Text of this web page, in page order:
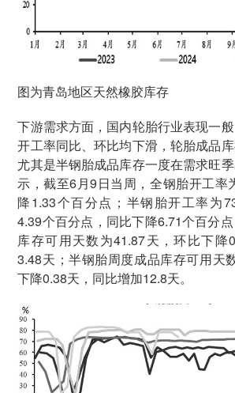
图为青岛地区天然橡胶库存
下游需求方面，国内轮胎行业表现一
开工率同比、环比均下滑，轮胎成品
尤其是半钢胎成品库存一度在需求旺
示，截至6月9日当周，全钢胎开工率
降1.33个百分点；半钢胎开工率为
4.39个百分点，同比下降6.71个百分
库存可用天数为41.87天，环比下降
3.48天；半钢胎周度成品库存可用天
下降0.38天，同比增加12.8天。